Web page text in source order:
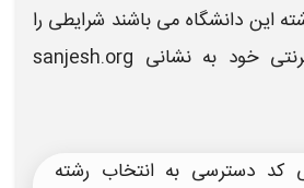
این دانشگاه می باشند شرایطی را
از طریق سایت اینترنتی خود به نشانی sanjesh.org
کد دسترسی به انتخاب رشته